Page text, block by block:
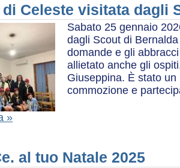
di Celeste visitata dagli
Sabato 25 gennaio
dagli Scout di
domande e gli
allietato anche gli
Giuseppina. È stato
commozione e
»
al tuo Natale 2025